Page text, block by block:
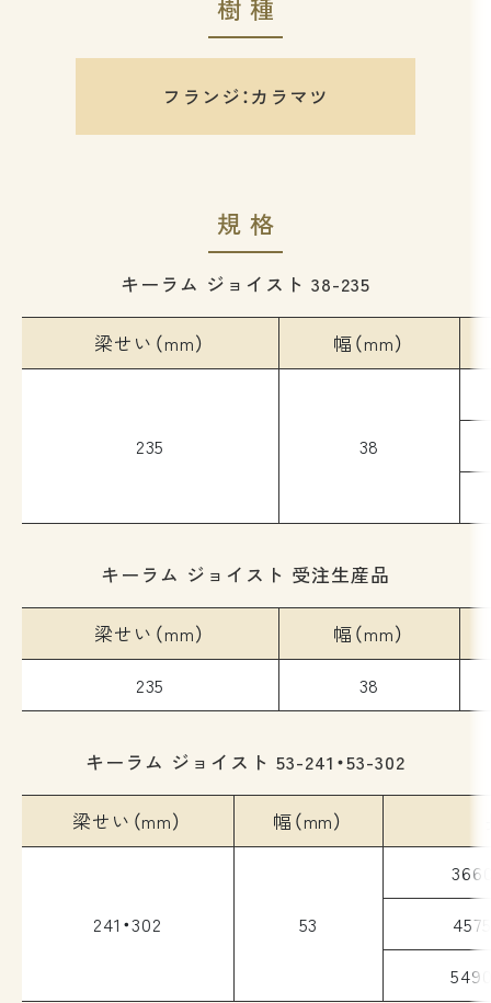
樹種
フランジ：カラマツ
規格
キーラム ジョイスト 38-235
梁せい（mm） 幅（mm）
235 38
キーラム ジョイスト 受注生産品
梁せい（mm）
幅（mm）
235
38
キーラム ジョイスト 53-241・53-302
梁せい（mm） 幅（mm）
241・302 53